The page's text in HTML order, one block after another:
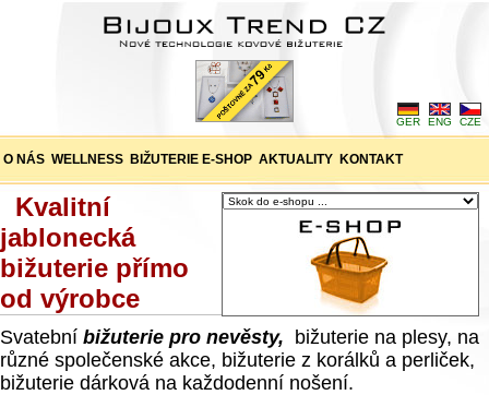
CZE
ENG
GER
O NÁS WELLNESS BIŽUTERIE E-SHOP AKTUALITY KONTAKT
Kvalitní
jablonecká
bižuterie přímo
od výrobce
Svatební bižuterie pro nevěsty, bižuterie na plesy, na
různé společenské akce, bižuterie z korálků a perliček,
bižuterie dárková na každodenní nošení.